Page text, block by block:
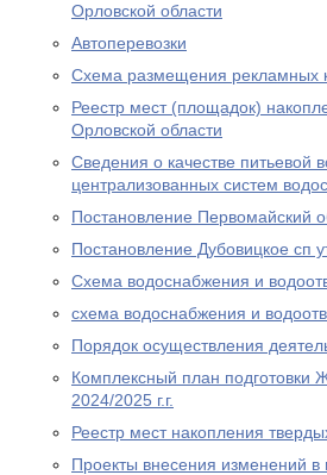
Орловской области
Автоперевозки
Схема размещения рекламных
Реестр мест (площадок)
Орловской области
Сведения о качестве питьевой
централизованных систем
Постановление Первомайский
Постановление Дубовицкое сп
Схема водоснабжения и
схема водоснабжения и
Порядок осуществления
Комплексный план подготовки
2024/2025 г.г.
Реестр мест накопления
Проекты внесения изменений в